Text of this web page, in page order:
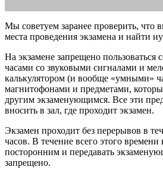
Мы советуем заранее проверить, что
места проведения экзамена и найти
На экзамене запрещено пользоваться
часами со звуковыми сигналами и
калькулятором (и вообще «умными»
магнитофонами и предметами,
другим экзаменующимся. Все эти
вносить в зал, где проходит экзамен.
Экзамен проходит без перерывов в
часов. В течение всего этого времени
посторонним и передавать
запрещено.